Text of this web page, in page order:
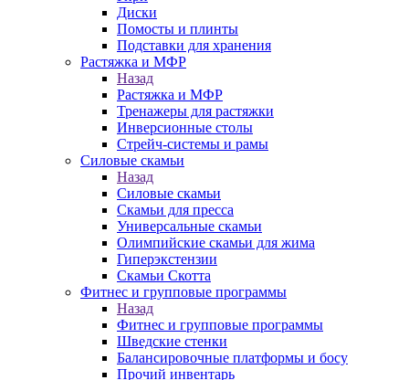
Диски
Помосты и плинты
Подставки для хранения
Растяжка и МФР
Назад
Растяжка и МФР
Тренажеры для растяжки
Инверсионные столы
Стрейч-системы и рамы
Силовые скамьи
Назад
Силовые скамьи
Скамьи для пресса
Универсальные скамьи
Олимпийские скамьи для жима
Гиперэкстензии
Скамьи Скотта
Фитнес и групповые программы
Назад
Фитнес и групповые программы
Шведские стенки
Балансировочные платформы и босу
Прочий инвентарь